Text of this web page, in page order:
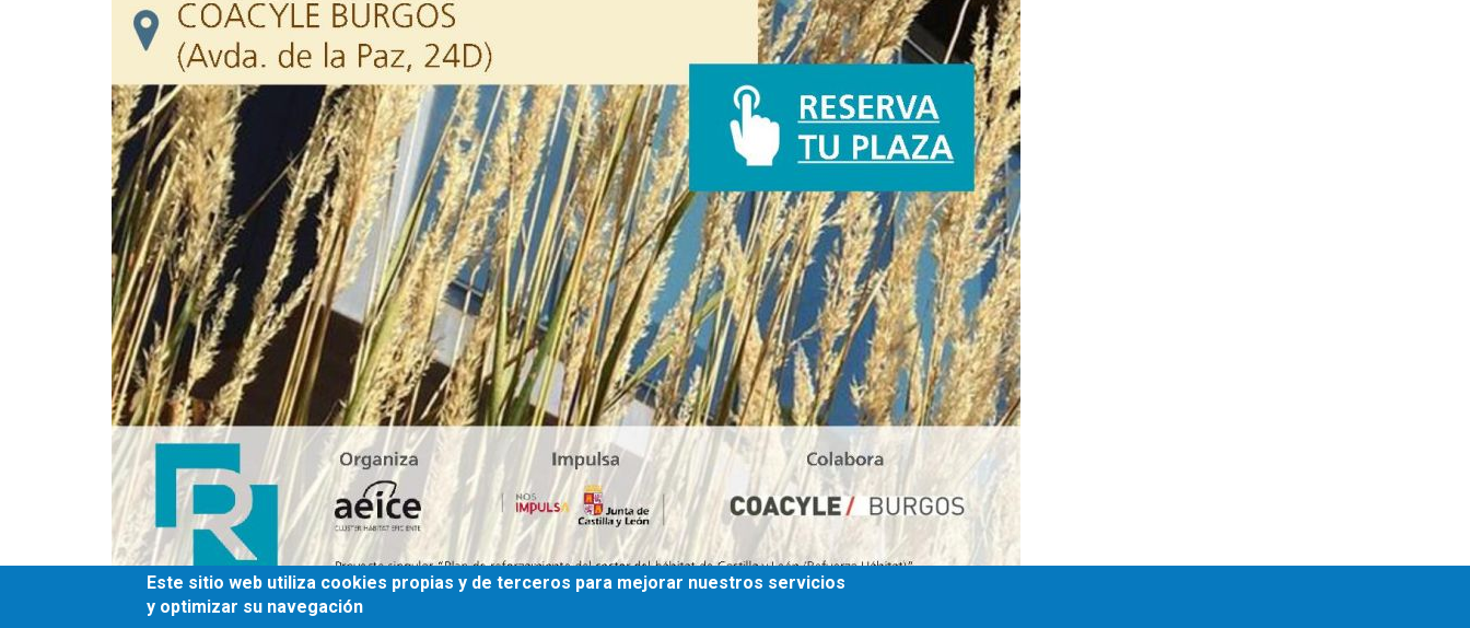
Este sitio web utiliza cookies propias y de terceros para mejorar nuestros servicios
y optimizar su navegación